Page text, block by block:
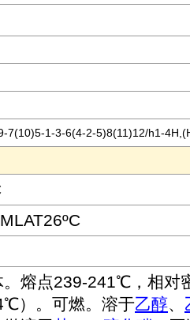
7(10)5-1-3-6(4-2-5)8(11)12/h1-
。熔点239-241℃，相对
）。可燃。溶于乙醇、